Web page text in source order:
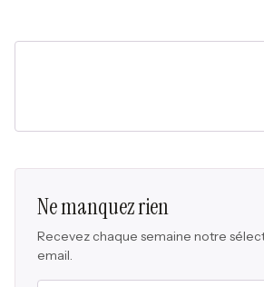
Ne manquez rien
Recevez chaque semaine notre
email.